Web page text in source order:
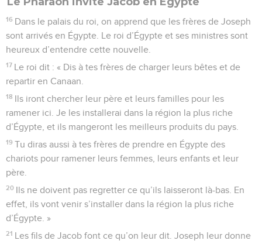
16 Dans le palais du roi, on apprend que les frères de Joseph
sont arrivés en Égypte. Le roi d’Égypte et ses ministres sont
heureux d’entendre cette nouvelle.
17 Le roi dit : « Dis à tes frères de charger leurs bêtes et de
repartir en Canaan.
18 Ils iront chercher leur père et leurs familles pour les
ramener ici. Je les installerai dans la région la plus riche
d’Égypte, et ils mangeront les meilleurs produits du pays.
19 Tu diras aussi à tes frères de prendre en Égypte des
chariots pour ramener leurs femmes, leurs enfants et leur
père.
20 Ils ne doivent pas regretter ce qu’ils laisseront là-bas. En
effet, ils vont venir s’installer dans la région la plus riche
d’Égypte. »
21 Les fils de Jacob font ce qu’on leur dit. Joseph leur donne